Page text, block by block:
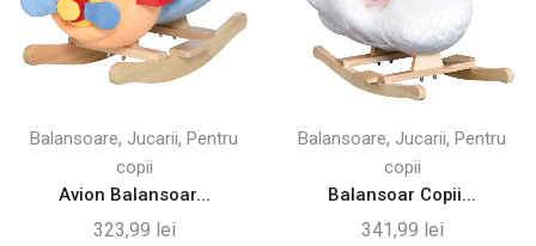
Balansoare, Jucarii, Pentru
copii
Avion Balansoar...
323,99 lei
Balansoare, Jucarii, Pentru
copii
Balansoar Copii...
341,99 lei